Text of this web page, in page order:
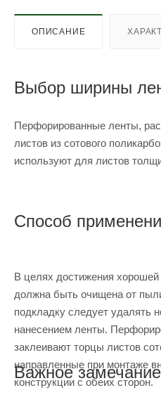
ОПИСАНИЕ
Выбор ширины
Перфорированные ленты,
листов из сотового
используют для листов
Способ
В целях достижения хорошей
должна быть очищена от
подкладку следует удалять
нанесением ленты.
заклеивают торцы листов
направленные при монтаже
конструкции с обеих сторон.
Важное замечание